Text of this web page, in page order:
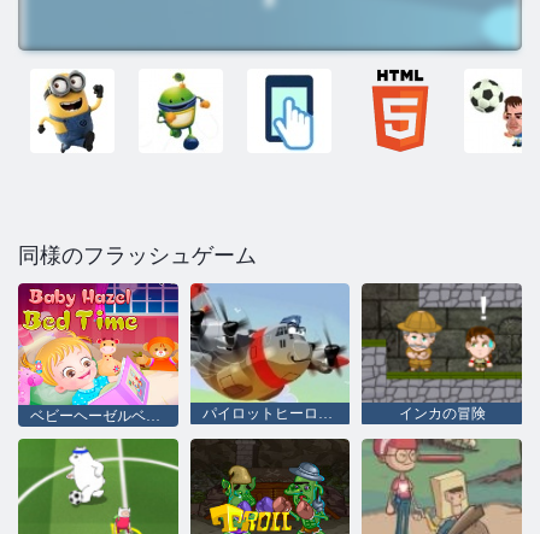
同様のフラッシュゲーム
ベビーヘーゼルベッドタイム パイロットヒーローズ インカの冒険